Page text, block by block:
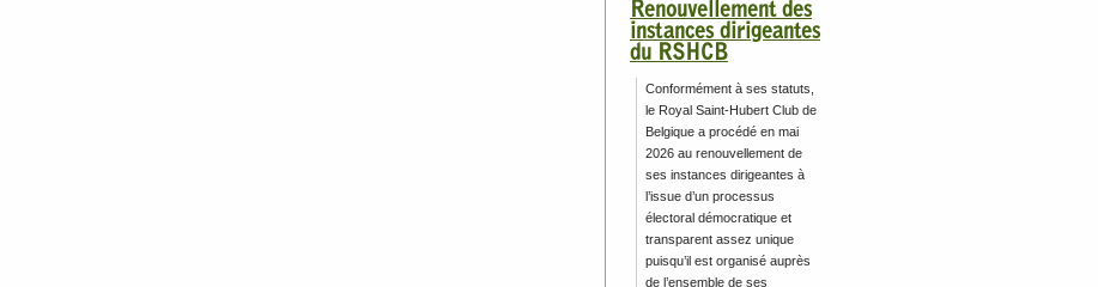
Renouvellement des
instances dirigeantes
du RSHCB
Conformément à ses statuts,
le Royal Saint-Hubert Club de
Belgique a procédé en mai
2026 au renouvellement de
ses instances dirigeantes à
l’issue d’un processus
électoral démocratique et
transparent assez unique
puisqu’il est organisé auprès
de l’ensemble de ses